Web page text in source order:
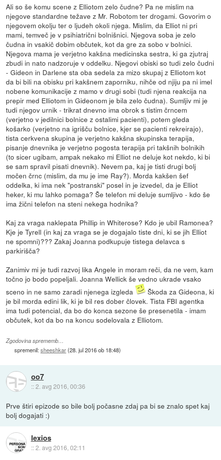
Ali so še komu scene z Elliotom zelo čudne? Pa ne mislim na
njegove standardne težave z Mr. Robotom ter drogami. Govorim o
njegovem okolju ter o ljudeh okoli njega. Mislim, da Elliot ni pri
mami, temveč je v psihiatrični bolnišnici. Njegova soba je zelo
čudna in vsakič dobim občutek, kot da gre za sobo v bolnici.
Njegova mama je verjetno kakšna medicinska sestra, ki ga zjutraj
zbudi in nato nadzoruje v oddelku. Njegovi obiski so tudi zelo čudni
- Gideon in Darlene sta oba sedela za mizo skupaj z Elliotom kot
da bi bili na obisku pri kakšnem zaporniku, nihče od njiju pa ni imel
nobene komunikacije z mamo v drugi sobi (tudi njena reakcija na
prepir med Elliotom in Gideonom je bila zelo čudna). Sumljiv mi je
tudi njegov urnik - trikrat dnevno ima obrok s tistim črncem
(verjetno v jedilnici bolnice z ostalimi pacienti), potem gleda
košarko (verjetno na igrišču bolnice, kjer se pacienti rekreirajo),
tista cerkvena skupina je verjetno kakšna skupinska terapija,
pisanje dnevnika je verjetno pogosta terapija pri takšnih bolnikih
(to sicer ugibam, ampak nekako mi Elliot ne deluje kot nekdo, ki bi
se sam spravil pisati dnevnik). Nevem pa, kaj je tisti drugi bolj
močen črnc (mislim, da mu je ime Ray?). Morda kakšen šef
oddelka, ki ima nek "postranski" posel in je izvedel, da je Elliot
heker, ki mu lahko pomaga? Še telefon mi deluje sumljivo - kdo še
ima žični telefon na steni nekega hodnika?
Kaj za vraga naklepata Phillip in Whiterose? Kdo je ubil Ramonea?
Kje je Tyrell (in kaj za vraga se je dogajalo tiste dni, ki se jih Elliot
ne spomni)??? Zakaj Joanna podkupuje tistega delavca s
parkirišča?
Zanimiv mi je tudi razvoj lika Angele in moram reči, da ne vem, kam
točno jo bodo popeljali. Joanna Wellick še vedno ukrade vsako
sceno in ne samo zaradi njenega izgleda
Škoda za Gideona, ki
je bil morda edini lik, ki je bil res dober človek. Tista FBI agentka
ima tudi potencial, da bo do konca sezone še presenetila - imam
občutek, kot da bo na koncu sodelovala z Elliotom.
Zgodovina sprememb…
spremenil:sheeshkar(28. jul 2016 ob 18:48)
oo7
::2. avg 2016, 00:36
Prve štiri epizode so bile bolj počasne zdaj pa bi se znalo spet kaj
bolj dogajati :)
lexios
::2. avg 2016, 02:11